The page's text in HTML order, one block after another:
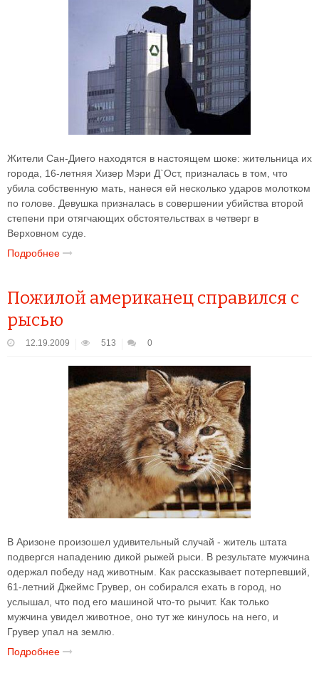
Жители Сан-Диего находятся в настоящем шоке: жительница их
города, 16-летняя Хизер Мэри Д`Ост, призналась в том, что
убила собственную мать, нанеся ей несколько ударов молотком
по голове. Девушка призналась в совершении убийства второй
степени при отягчающих обстоятельствах в четверг в
Верховном суде.
Подробнее
Пожилой американец справился с
рысью
12.19.2009 513 0
В Аризоне произошел удивительный случай - житель штата
подвергся нападению дикой рыжей рыси. В результате мужчина
одержал победу над животным. Как рассказывает потерпевший,
61-летний Джеймс Грувер, он собирался ехать в город, но
услышал, что под его машиной что-то рычит. Как только
мужчина увидел животное, оно тут же кинулось на него, и
Грувер упал на землю.
Подробнее